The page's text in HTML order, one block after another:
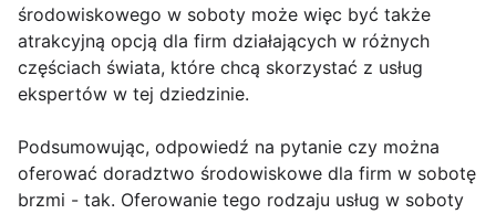
środowiskowego w soboty może więc być także
atrakcyjną opcją dla firm działających w różnych
częściach świata, które chcą skorzystać z usług
ekspertów w tej dziedzinie.
Podsumowując, odpowiedź na pytanie czy można
oferować doradztwo środowiskowe dla firm w sobotę
brzmi - tak. Oferowanie tego rodzaju usług w soboty